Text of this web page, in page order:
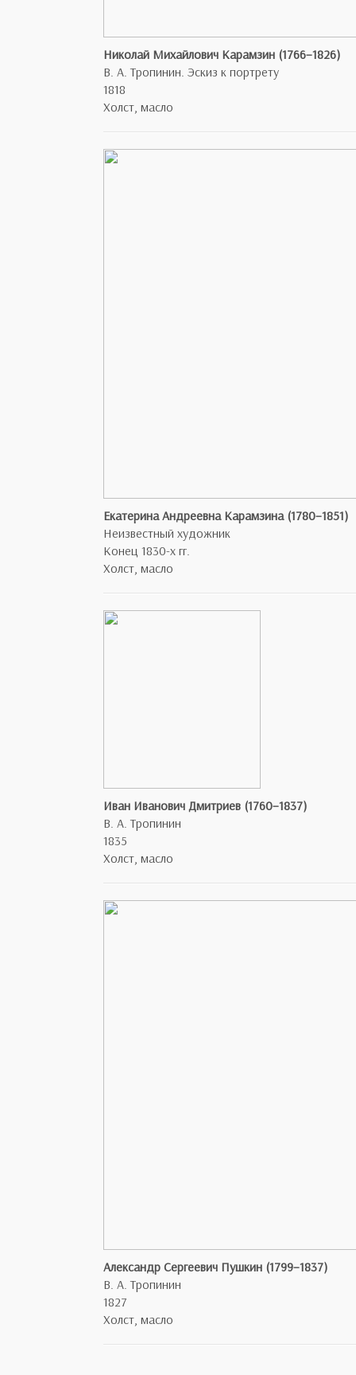
Николай Михайлович Карамзин (1766–1826)
В. А. Тропинин. Эскиз к портрету
1818
Холст, масло
Екатерина Андреевна Карамзина (1780–1851)
Неизвестный художник
Конец 1830-х гг.
Холст, масло
Иван Иванович Дмитриев (1760–1837)
В. А. Тропинин
1835
Холст, масло
Александр Сергеевич Пушкин (1799–1837)
В. А. Тропинин
1827
Холст, масло